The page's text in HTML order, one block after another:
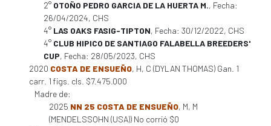
2° OTOÑO PEDRO GARCIA DE LA HUERTA M., Fecha:
26/04/2024, CHS
4° LAS OAKS FASIG-TIPTON, Fecha: 30/12/2022, CHS
4° CLUB HIPICO DE SANTIAGO FALABELLA BREEDERS'
CUP, Fecha: 28/05/2023, CHS
2020 COSTA DE ENSUEÑO, H, C (DYLAN THOMAS) Gan. 1
carr. 1 figs. cls. $7.475.000
Madre de:
2025 NN 25 COSTA DE ENSUEÑO, M, M
(MENDELSSOHN (USA)) No corrió $0